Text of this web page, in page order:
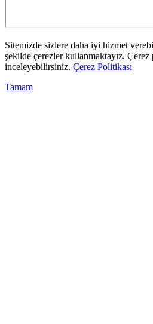
Sitemizde sizlere daha iyi hizmet
şekilde çerezler kullanmaktayız. Çerez
inceleyebilirsiniz. Çerez Politikası
Tamam